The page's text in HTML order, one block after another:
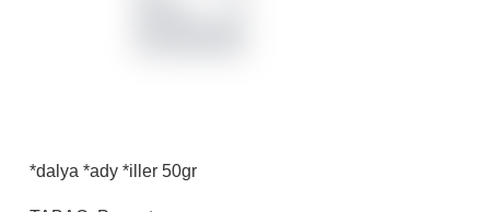
*dalya *ady *iller 50gr